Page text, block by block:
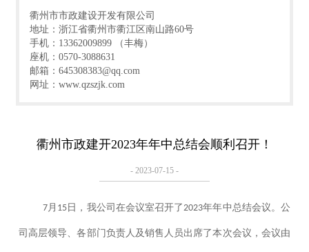
衢州市市政建设开发有限公司
地址：浙江省衢州市衢江区南山路60号
手机：13362009899 （丰梅）
座机：0570-3088631
邮箱：645308383@qq.com
网址：www.qzszjk.com
衢州市政建开2023年年中总结会顺利召开！
- 2023-07-15 -
7月 15 日，我公司在会议室召开了2023年年中总结会议。公
司高层领导、各部门负责人及销售人员出席了本次会议，会议由